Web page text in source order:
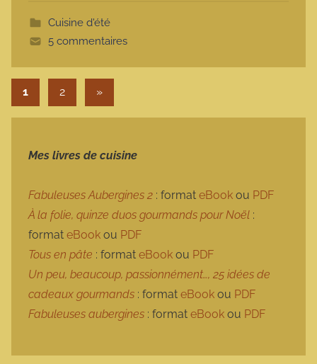
Cuisine d'été
5 commentaires
Pagination des publications
1 2 Articles suivants
»
Mes livres de cuisine
Fabuleuses Aubergines 2 : format eBook ou PDF
À la folie, quinze duos gourmands pour Noël :
format eBook ou PDF
Tous en pâte : format eBook ou PDF
Un peu, beaucoup, passionnément…, 25 idées de
cadeaux gourmands : format eBook ou PDF
Fabuleuses aubergines : format eBook ou PDF